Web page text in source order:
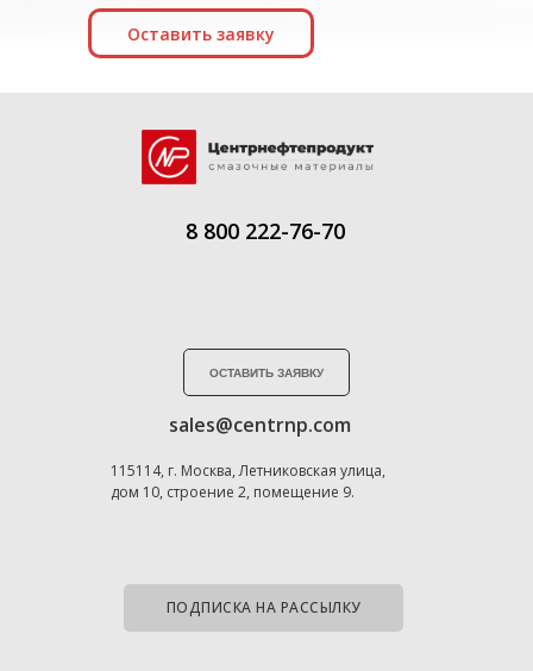
Оставить заявку
ПОДПИСКА НА РАССЫЛКУ
8 800 222-76-70
ОСТАВИТЬ ЗАЯВКУ
sales@centrnp.com
115114, г. Москва, Летниковская улица,
дом 10, строение 2, помещение 9.